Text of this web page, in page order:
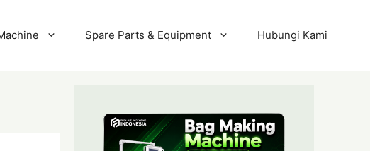
Spare Parts & Equipment Hubungi Kami